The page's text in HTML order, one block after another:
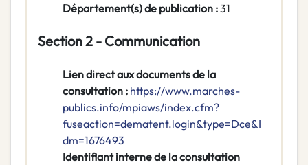
Département(s) de publication :31
Section 2 - Communication
Lien direct aux documents de la
consultation : https://www.marches-
publics.info/mpiaws/index.cfm?
fuseaction=dematent.login&type=Dce&I
dm=1676493
Identifiant interne de la consultation